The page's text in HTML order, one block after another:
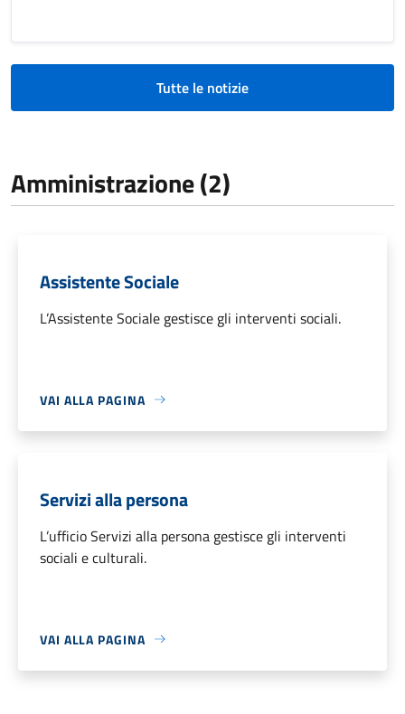
Tutte le notizie
Amministrazione (2)
Assistente Sociale
L’Assistente Sociale gestisce gli interventi sociali.
VAI ALLA PAGINA
Servizi alla persona
L’ufficio Servizi alla persona gestisce gli interventi
sociali e culturali.
VAI ALLA PAGINA